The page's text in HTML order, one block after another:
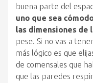
buena parte del
uno que sea
las dimensiones de
pese. Si no vas a
más lógico es que
de comensales que
que las paredes